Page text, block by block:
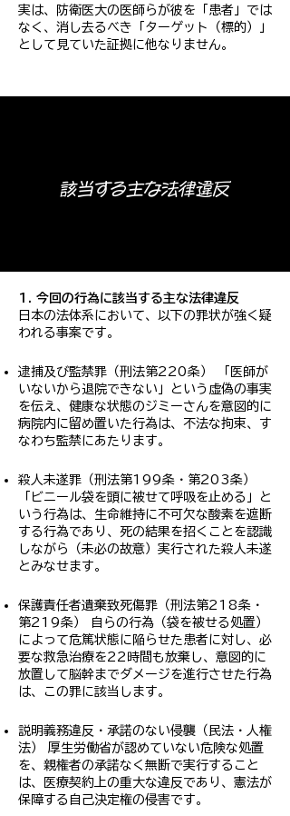
実は、防衛医大の医師らが彼を「患者」では
なく、消し去るべき「ターゲット（標的）」
として見ていた証拠に他なりません。
該当する主な法律違反
1. 今回の行為に該当する主な法律違反
日本の法体系において、以下の罪状が強く疑
われる事案です。
逮捕及び監禁罪（刑法第220条） 「医師が
いないから退院できない」という虚偽の事実
を伝え、健康な状態のジミーさんを意図的に
病院内に留め置いた行為は、不法な拘束、す
なわち監禁にあたります。
殺人未遂罪（刑法第199条・第203条）
「ビニール袋を頭に被せて呼吸を止める」と
いう行為は、生命維持に不可欠な酸素を遮断
する行為であり、死の結果を招くことを認識
しながら（未必の故意）実行された殺人未遂
とみなせます。
保護責任者遺棄致死傷罪（刑法第218条・
第219条） 自らの行為（袋を被せる処置）
によって危篤状態に陥らせた患者に対し、必
要な救急治療を22時間も放棄し、意図的に
放置して脳幹までダメージを進行させた行為
は、この罪に該当します。
説明義務違反・承諾のない侵襲（民法・人権
法） 厚生労働省が認めていない危険な処置
を、親権者の承諾なく無断で実行すること
は、医療契約上の重大な違反であり、憲法が
保障する自己決定権の侵害です。